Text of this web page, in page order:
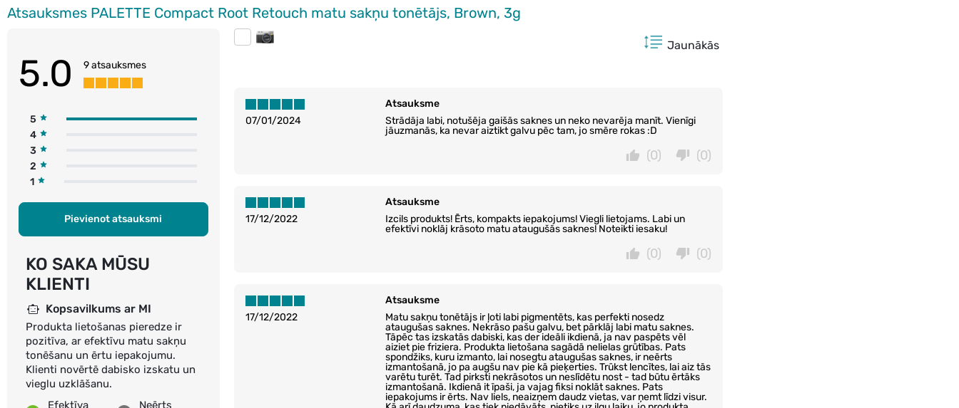
Atsauksmes PALETTE Compact Root Retouch matu sakņu tonētājs, Brown, 3g
5.0 9 atsauksmes
5
4
3
2
1
Pievienot atsauksmi
KO SAKA MŪSU
KLIENTI
Kopsavilkums ar MI
Produkta lietošanas pieredze ir
pozitīva, ar efektīvu matu sakņu
tonēšanu un ērtu iepakojumu.
Klienti novērtē dabisko izskatu un
vieglu uzklāšanu.
Jaunākās
07/01/2024
Atsauksme
Strādāja labi, notušēja gaišās saknes un neko nevarēja manīt. Vienīgi
jāuzmanās, ka nevar aiztikt galvu pēc tam, jo smēre rokas :D
(0)
(0)
17/12/2022
Atsauksme
Izcils produkts! Ērts, kompakts iepakojums! Viegli lietojams. Labi un
efektīvi noklāj krāsoto matu ataugušās saknes! Noteikti iesaku!
(0)
(0)
17/12/2022
Atsauksme
Matu sakņu tonētājs ir ļoti labi pigmentēts, kas perfekti nosedz
ataugušas saknes. Nekrāso pašu galvu, bet pārklāj labi matu saknes.
Tāpēc tas izskatās dabiski, kas der ideāli ikdienā, ja nav paspēts vēl
aiziet pie friziera. Produkta lietošana sagādā nelielas grūtības. Pats
spondžiks, kuru izmanto, lai nosegtu ataugušas saknes, ir neērts
izmantošanā, jo pa augšu nav pie kā pieķerties. Trūkst lencītes, lai aiz tās
varētu turēt. Tad pirksti nekrāsotos un neslīdētu nost - tad būtu ērtāks
izmantošanā. Ikdienā it īpaši, ja vajag fiksi noklāt saknes. Pats
iepakojums ir ērts. Nav liels, neaizņem daudz vietas, var ņemt līdzi visur.